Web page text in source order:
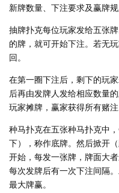
新牌数量、下注要求及赢牌规
抽牌扑克每位玩家发给五张
的牌，就可开始下注。若无
回。
在第一圈下注后，剩下的玩
后再由发牌人发给相应数量
玩家摊牌，赢家获得所有赌注
种马扑克在五张种马扑克中
下），称作底牌。然后掀开
开始，每发一张牌，牌面大
每次发牌后有一次下注间隔
最大牌赢。